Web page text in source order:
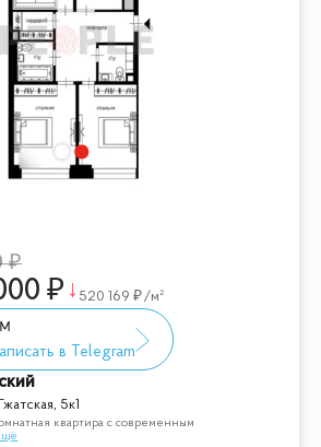
520 169 /м²
5к1
квартира с современным